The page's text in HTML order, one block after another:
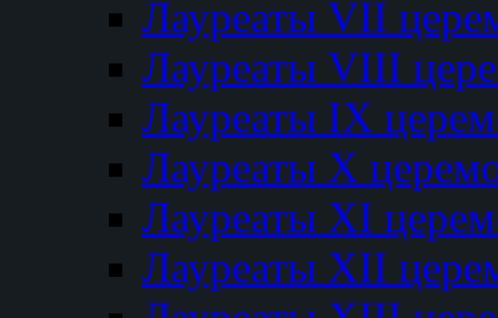
Лауреаты VII
Лауреаты VIII
Лауреаты IX
Лауреаты Х
Лауреаты XI
Лауреаты XII